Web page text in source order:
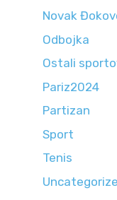
Novak
Odbojka
Ostali
Pariz2024
Partizan
Sport
Tenis